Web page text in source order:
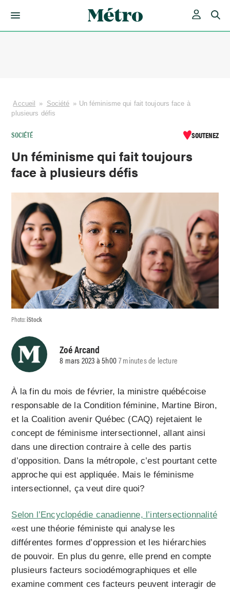
Accueil » Société » Un féminisme qui fait toujours face à
plusieurs défis
SOCIÉTÉ SOUTENEZ
Un féminisme qui fait toujours
face à plusieurs défis
Photo:iStock
Zoé Arcand
8 mars 2023 à 5h007 minutes de lecture
À la fin du mois de février, la ministre québécoise
responsable de la Condition féminine, Martine Biron,
et la Coalition avenir Québec (CAQ) rejetaient le
concept de féminisme intersectionnel, allant ainsi
dans une direction contraire à celle des partis
d’opposition. Dans la métropole, c’est pourtant cette
approche qui est appliquée. Mais le féminisme
intersectionnel, ça veut dire quoi?
Selon l’Encyclopédie canadienne, l’intersectionnalité
«est une théorie féministe qui analyse les
différentes formes d’oppression et les hiérarchies
de pouvoir. En plus du genre, elle prend en compte
plusieurs facteurs sociodémographiques et elle
examine comment ces facteurs peuvent interagir de